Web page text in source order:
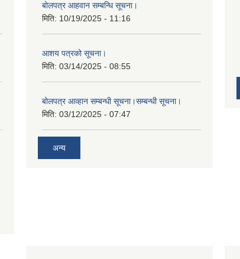
बोलपत्र आहवान सम्बन्धि सूचना।
मिति: 10/19/2025 - 11:16
आशय पत्रको सूचना।
मिति: 03/14/2025 - 08:55
बोलपत्र आव्हान सम्बन्धी सूचना।सम्बन्धी सूचना।
मिति: 03/12/2025 - 07:47
अन्य